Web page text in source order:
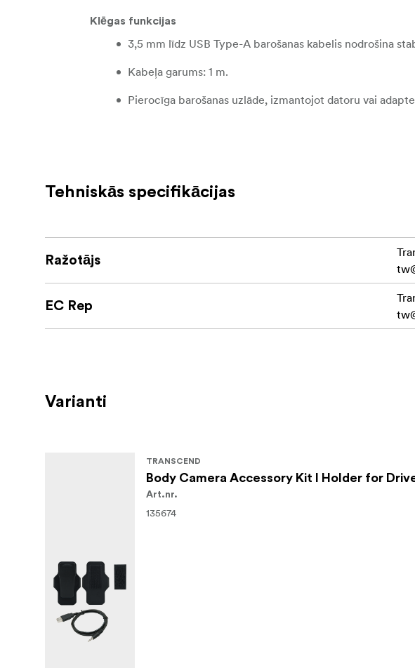
Klēgas funkcijas
3,5 mm līdz USB Type-A barošanas kabelis nodrošina
Kabeļa garums: 1 m.
Pierocīga barošanas uzlāde, izmantojot datoru vai
Tehniskās specifikācijas
Ražotājs
EC Rep
Varianti
TRANSCEND
Body Camera Accessory Kit I Holder for
Art.nr.
135674